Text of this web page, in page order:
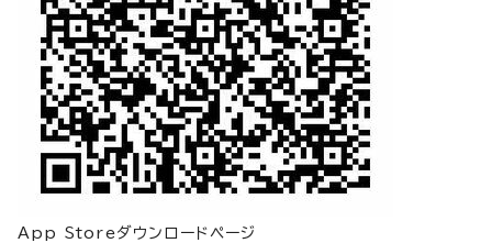
App Storeダウンロードページ